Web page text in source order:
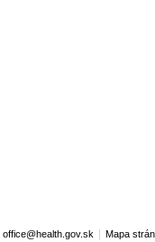
office@health.gov.sk Mapa